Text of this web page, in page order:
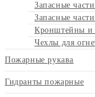
Запасные
Запасные
Кронштейны и
Чехлы для
Пожарные рукава
Гидранты пожарные